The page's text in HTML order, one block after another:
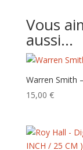
Vous
aussi…
Warren Smith
15,00 €